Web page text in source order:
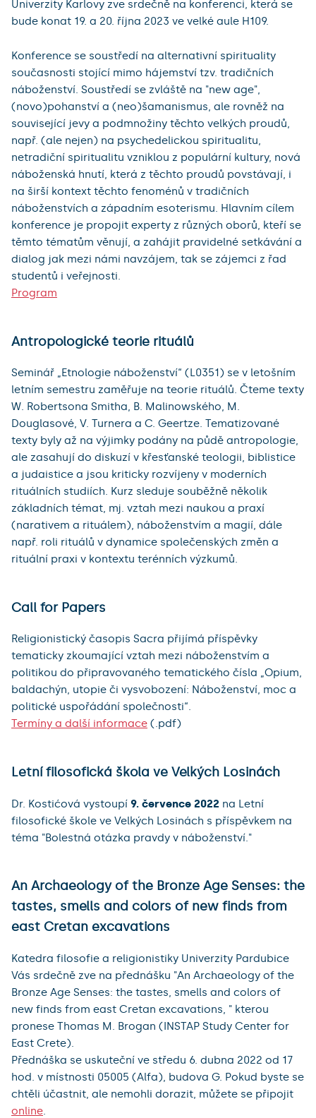
Univerzity Karlovy zve srdečně na konferenci, která se
bude konat 19. a 20. října 2023 ve velké aule H109.
Konference se soustředí na alternativní spirituality
současnosti stojící mimo hájemství tzv. tradičních
náboženství. Soustředí se zvláště na "new age",
(novo)pohanství a (neo)šamanismus, ale rovněž na
související jevy a podmnožiny těchto velkých proudů,
např. (ale nejen) na psychedelickou spiritualitu,
netradiční spiritualitu vzniklou z populární kultury, nová
náboženská hnutí, která z těchto proudů povstávají, i
na širší kontext těchto fenoménů v tradičních
náboženstvích a západním esoterismu. Hlavním cílem
konference je propojit experty z různých oborů, kteří se
těmto tématům věnují, a zahájit pravidelné setkávání a
dialog jak mezi námi navzájem, tak se zájemci z řad
studentů i veřejnosti.
Program
Antropologické teorie rituálů
Seminář „Etnologie náboženství“ (L0351) se v letošním
letním semestru zaměřuje na teorie rituálů. Čteme texty
W. Robertsona Smitha, B. Malinowského, M.
Douglasové, V. Turnera a C. Geertze. Tematizované
texty byly až na výjimky podány na půdě antropologie,
ale zasahují do diskuzí v křesťanské teologii, biblistice
a judaistice a jsou kriticky rozvíjeny v moderních
rituálních studiích. Kurz sleduje souběžně několik
základních témat, mj. vztah mezi naukou a praxí
(narativem a rituálem), náboženstvím a magií, dále
např. roli rituálů v dynamice společenských změn a
rituální praxi v kontextu terénních výzkumů.
Call for Papers
Religionistický časopis Sacra přijímá příspěvky
tematicky zkoumající vztah mezi náboženstvím a
politikou do připravovaného tematického čísla „Opium,
baldachýn, utopie či vysvobození: Náboženství, moc a
politické uspořádání společnosti“.
Termíny a další informace (.pdf)
Letní filosofická škola ve Velkých Losinách
Dr. Kostićová vystoupí 9. července 2022 na Letní
filosofické škole ve Velkých Losinách s příspěvkem na
téma "Bolestná otázka pravdy v náboženství."
An Archaeology of the Bronze Age Senses: the
tastes, smells and colors of new finds from
east Cretan excavations
Katedra filosofie a religionistiky Univerzity Pardubice
Vás srdečně zve na přednášku "An Archaeology of the
Bronze Age Senses: the tastes, smells and colors of
new finds from east Cretan excavations, " kterou
pronese Thomas M. Brogan (INSTAP Study Center for
East Crete).
Přednáška se uskuteční ve středu 6. dubna 2022 od 17
hod. v místnosti 05005 (Alfa), budova G. Pokud byste se
chtěli účastnit, ale nemohli dorazit, můžete se připojit
online.